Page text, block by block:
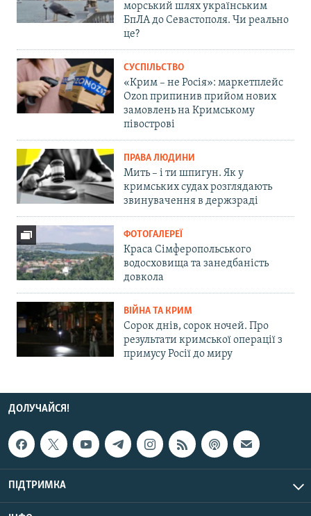
морський шлях українським
БпЛА до Севастополя. Чи реально
це?
СУСПІЛЬСТВО
«Крим – не Росія»: маркетплейс
Ozon припинив прийом нових
замовлень на Кримському
півострові
ПРАВА ЛЮДИНИ
Мить – і ти шпигун. Як у
кримських судах розглядають
звинувачення в держзраді
ФОТОГАЛЕРЕЇ
Краса Сімферопольського
водосховища та занедбаність
довкола
ВІЙНА ТА КРИМ
Сорок днів, сорок ночей. Про
результати кримської операції з
примусу Росії до миру
ДОЛУЧАЙСЯ!
ПІДТРИМКА